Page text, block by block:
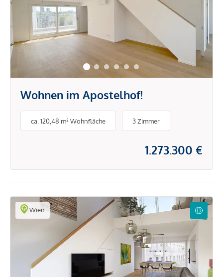
Wohnen im Apostelhof!
ca. 120,48 m² Wohnfläche 3 Zimmer
1.273.300 €
Wien